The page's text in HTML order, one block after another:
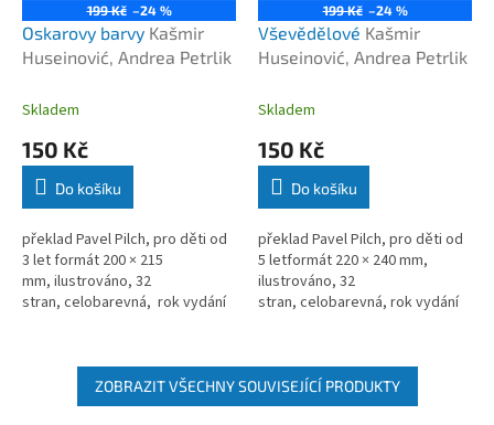
199 Kč –24 %
Oskarovy barvy Kašmir
Huseinović, Andrea Petrlik
Skladem
150 Kč
Do košíku
překlad Pavel Pilch, pro děti od
3 let formát 200 × 215
mm, ilustrováno, 32
stran, celobarevná, rok vydání
199 Kč –24 %
Vševědělové Kašmir
Huseinović, Andrea Petrlik
Skladem
150 Kč
Do košíku
překlad Pavel Pilch, pro děti od
5 letformát 220 × 240 mm,
ilustrováno, 32
stran, celobarevná, rok vydání
ZOBRAZIT VŠECHNY SOUVISEJÍCÍ PRODUKTY